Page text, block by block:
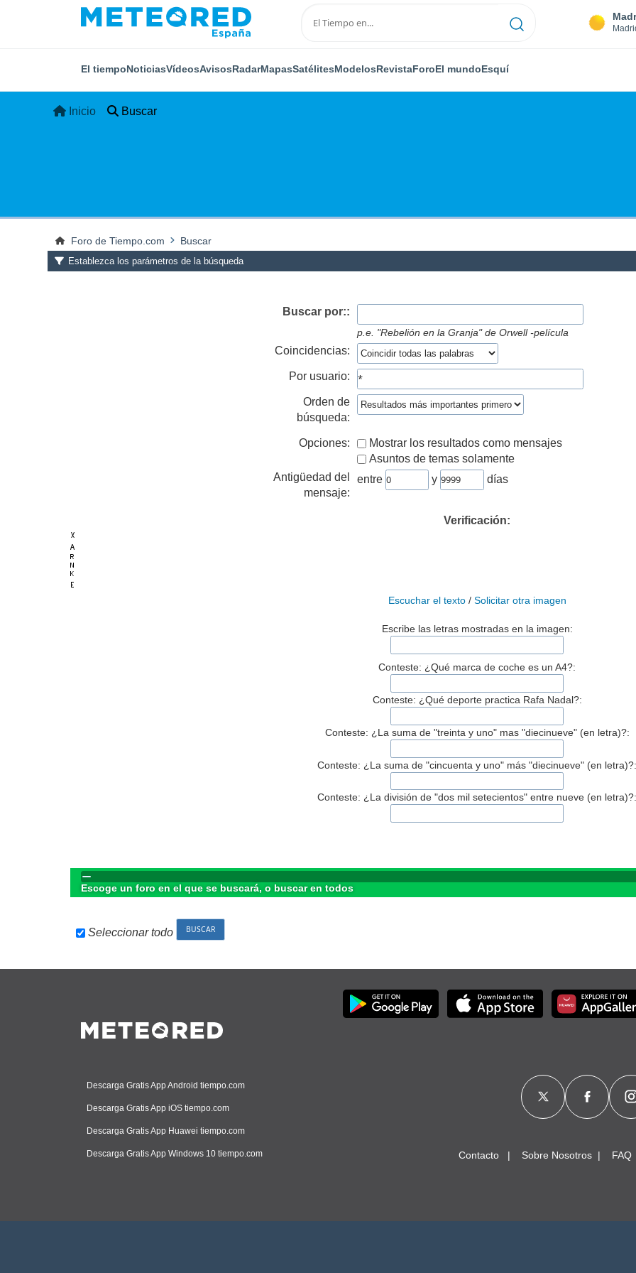
El tiempoNoticiasVídeosAvisosRadarMapasSatélitesModelosRevistaForoEl mundoEsquí
Inicio Buscar
Foro de Tiempo.com Buscar
Establezca los parámetros de la búsqueda
Buscar por::
p.e. "Rebelión en la Granja" de Orwell -película
Coincidencias:
Por usuario:
Orden de
búsqueda:
Opciones:
Mostrar los resultados como mensajes
Asuntos de temas solamente
Antigüedad del
mensaje:
entre y días
Verificación:
Escuchar el texto/ Solicitar otra imagen
Escribe las letras mostradas en la imagen:
Conteste: ¿Qué marca de coche es un A4?:
Conteste: ¿Qué deporte practica Rafa Nadal?:
Conteste: ¿La suma de "treinta y uno" mas "diecinueve" (en letra)?:
Conteste: ¿La suma de "cincuenta y uno" más "diecinueve" (en letra)?:
Conteste: ¿La división de "dos mil setecientos" entre nueve (en letra)?:
Escoge un foro en el que se buscará, o buscar en todos
Seleccionar todo
Descarga Gratis App Android tiempo.com
Descarga Gratis App iOS tiempo.com
Descarga Gratis App Huawei tiempo.com
Descarga Gratis App Windows 10 tiempo.com Contacto Sobre Nosotros FAQ